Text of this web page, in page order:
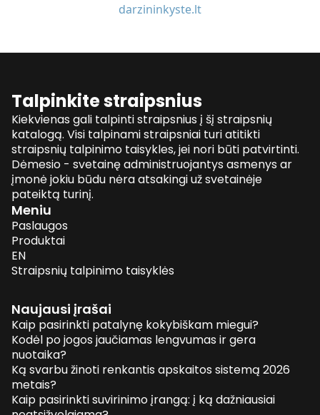
darzininkyste.lt
Talpinkite straipsnius
Kiekvienas gali talpinti straipsnius į šį straipsnių
katalogą. Visi talpinami straipsniai turi atitikti
straipsnių talpinimo taisykles, jei nori būti patvirtinti.
Dėmesio - svetainę administruojantys asmenys ar
įmonė jokiu būdu nėra atsakingi už svetainėje
pateiktą turinį.
Meniu
Paslaugos
Produktai
EN
Straipsnių talpinimo taisyklės
Naujausi įrašai
Kaip pasirinkti patalynę kokybiškam miegui?
Kodėl po jogos jaučiamas lengvumas ir gera
nuotaika?
Ką svarbu žinoti renkantis apskaitos sistemą 2026
metais?
Kaip pasirinkti suvirinimo įrangą: į ką dažniausiai